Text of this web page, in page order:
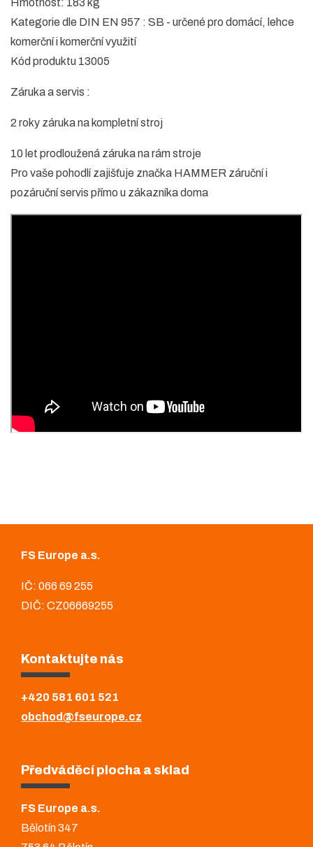
Hmotnost: 183 kg
Kategorie dle DIN EN 957 : SB - určené pro domácí, lehce
komerční i komerční využití
Kód produktu 13005
Záruka a servis :
2 roky záruka na kompletní stroj
10 let prodloužená záruka na rám stroje
Pro vaše pohodlí zajišťuje značka HAMMER záruční i
pozáruční servis přímo u zákazníka doma
FS Europe a.s.
IČ: 066 69 255
DIČ: CZ06669255
Kontaktujte nás
+420 581 601 521
obchod@fseurope.cz
Předváděcí plocha a sklad
FS Europe a.s.
Bělotín 347